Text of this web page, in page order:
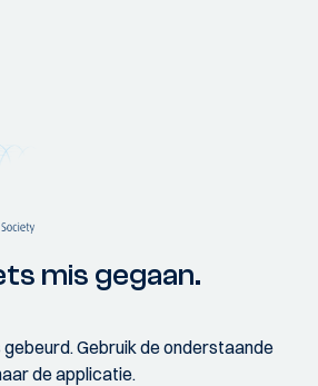
mis gegaan.
Gebruik de onderstaande
de applicatie.